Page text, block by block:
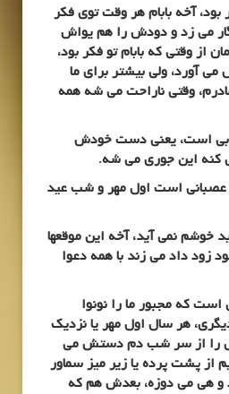
بود، آخه بابام هر وقت توی فکر
می زد و دودش را هم یواش
از وقتی که بابام تو فکر بود،
آورد، ولی بیشتر برای ما
وقتی ناراحت می شه همه
است، یعنی دست خودش
کنه این جوری می شه.
عصبانی است اول مهر و شب عید
خوشم نمی آید، آخه این موقعها
زود داد می زند با همه دعوا
است که مجبور ما را نونوا
هر سال اول مهر یا نزدیک
را از سر شب دم دستش می
از پشت پرده یا زیر میز سماور
و هیمی دوزه، بعدش هم که